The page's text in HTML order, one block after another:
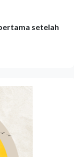
setelah